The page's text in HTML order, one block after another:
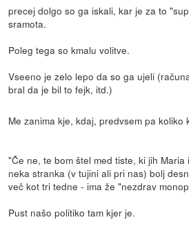
precej dolgo so ga iskali, kar je za to
sramota.
Poleg tega so kmalu volitve.
Vseeno je zelo lepo da so ga ujeli
bral da je bil to fejk, itd.)
Me zanima kje, kdaj, predvsem pa koliko
"Če ne, te bom štel med tiste, ki jih
neka stranka (v tujini ali pri nas) bolj
več kot tri tedne - ima že "nezdrav
Pust našo politiko tam kjer je.